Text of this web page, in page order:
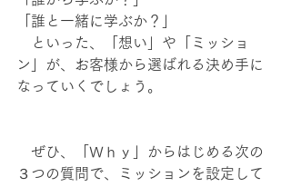
「誰と一緒に学ぶか？」
といった、「想い」や「ミッショ
ン」が、お客様から選ばれる決め手に
なっていくでしょう。
ぜひ、「Ｗｈｙ」からはじめる次の
３つの質問で、ミッションを設定して